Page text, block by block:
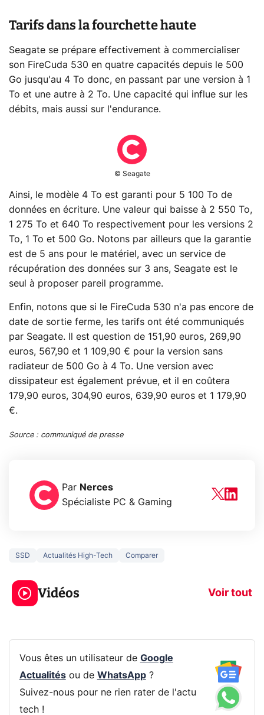
Tarifs dans la fourchette haute
Seagate se prépare effectivement à commercialiser
son FireCuda 530 en quatre capacités depuis le 500
Go jusqu'au 4 To donc, en passant par une version à 1
To et une autre à 2 To. Une capacité qui influe sur les
débits, mais aussi sur l'endurance.
© Seagate
Ainsi, le modèle 4 To est garanti pour 5 100 To de
données en écriture. Une valeur qui baisse à 2 550 To,
1 275 To et 640 To respectivement pour les versions 2
To, 1 To et 500 Go. Notons par ailleurs que la garantie
est de 5 ans pour le matériel, avec un service de
récupération des données sur 3 ans, Seagate est le
seul à proposer pareil programme.
Enfin, notons que si le FireCuda 530 n'a pas encore de
date de sortie ferme, les tarifs ont été communiqués
par Seagate. Il est question de 151,90 euros, 269,90
euros, 567,90 et 1 109,90 € pour la version sans
radiateur de 500 Go à 4 To. Une version avec
dissipateur est également prévue, et il en coûtera
179,90 euros, 304,90 euros, 639,90 euros et 1 179,90
€.
Source : communiqué de presse
Par Nerces
Spécialiste PC & Gaming
SSD Actualités High-Tech Comparer
Vidéos Voir tout
3 écrans en 1 pour
319€ ? Voici L'AOC
CQ32G4ZA !
prochaine
Vous êtes un utilisateur de Google
Actualitésou de WhatsApp?
Suivez-nous pour ne rien rater de l'actu
tech !